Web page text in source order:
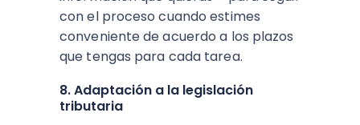
con el proceso cuando estimes
conveniente de acuerdo a los plazos
que tengas para cada tarea.
8. Adaptación a la legislación
tributaria